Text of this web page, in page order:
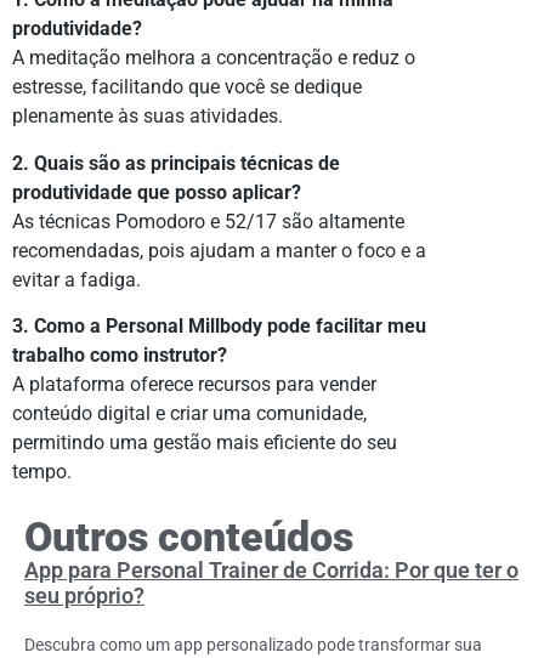
produtividade?
A meditação melhora a concentração e reduz o
estresse, facilitando que você se dedique
plenamente às suas atividades.
2. Quais são as principais técnicas de
produtividade que posso aplicar?
As técnicas Pomodoro e 52/17 são altamente
recomendadas, pois ajudam a manter o foco e a
evitar a fadiga.
3. Como a Personal Millbody pode facilitar meu
trabalho como instrutor?
A plataforma oferece recursos para vender
conteúdo digital e criar uma comunidade,
permitindo uma gestão mais eficiente do seu
tempo.
Outros conteúdos
App para Personal Trainer de Corrida: Por que ter o
seu próprio?
Descubra como um app personalizado pode transformar sua